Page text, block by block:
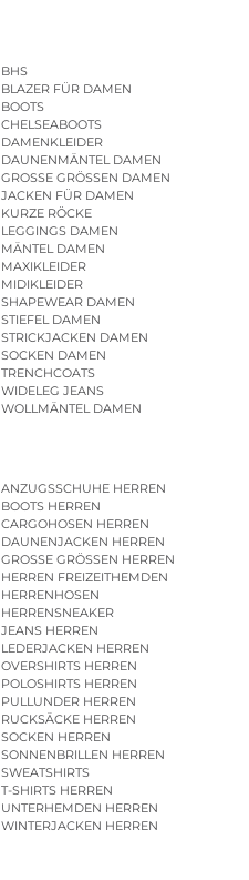
BHS
BLAZER FÜR DAMEN
BOOTS
CHELSEABOOTS
DAMENKLEIDER
DAUNENMÄNTEL DAMEN
GROSSE GRÖSSEN DAMEN
JACKEN FÜR DAMEN
KURZE RÖCKE
LEGGINGS DAMEN
MÄNTEL DAMEN
MAXIKLEIDER
MIDIKLEIDER
SHAPEWEAR DAMEN
STIEFEL DAMEN
STRICKJACKEN DAMEN
SOCKEN DAMEN
TRENCHCOATS
WIDELEG JEANS
WOLLMÄNTEL DAMEN
ANZUGSSCHUHE HERREN
BOOTS HERREN
CARGOHOSEN HERREN
DAUNENJACKEN HERREN
GROSSE GRÖSSEN HERREN
HERREN FREIZEITHEMDEN
HERRENHOSEN
HERRENSNEAKER
JEANS HERREN
LEDERJACKEN HERREN
OVERSHIRTS HERREN
POLOSHIRTS HERREN
PULLUNDER HERREN
RUCKSÄCKE HERREN
SOCKEN HERREN
SONNENBRILLEN HERREN
SWEATSHIRTS
T-SHIRTS HERREN
UNTERHEMDEN HERREN
WINTERJACKEN HERREN